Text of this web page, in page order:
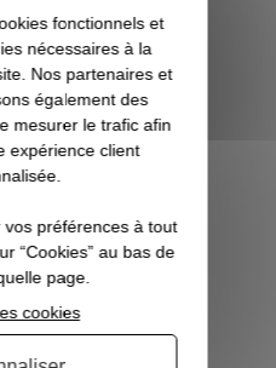
années, l'on
beaucoup de films
super héros et effets
et
souvent, les budgets
phénoménaux.
fonctionnels et
nécessaires à la
Nos partenaires et
également des
mesurer le trafic afin
expérience client
préférences à tout
“Cookies” au bas de
page.
cookies